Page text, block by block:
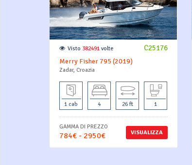
C25176
Visto 382491 volte
Merry Fisher 795 (2019)
Zadar, Croazia
1 cab 4 26 ft 1
VISUALIZZA
GAMMA DI PREZZO
784€ - 2950€